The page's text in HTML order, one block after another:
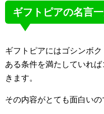
ギフトピアの名言
ギフトピアにはゴシンボク
ある条件を満たしていれ
きます。
その内容がとても面白いの